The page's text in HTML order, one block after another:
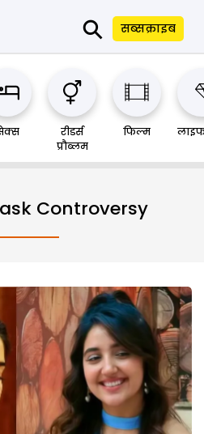
⚲ सब्सक्राइब
रीडर्स
प्रौब्लम
फिल्म
Controversy